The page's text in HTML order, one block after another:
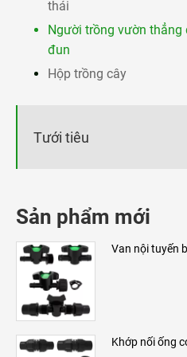
thái
Người trồng vườn thẳng
đun
Hộp trồng cây
Tưới tiêu
Sản phẩm mới
Van nội tuyến
Khớp nối ống